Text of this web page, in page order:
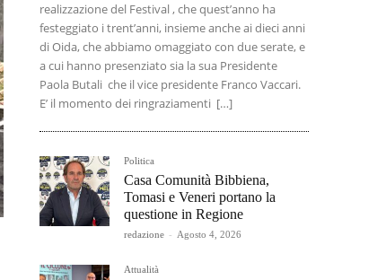
realizzazione del Festival , che quest’anno ha
festeggiato i trent’anni, insieme anche ai dieci anni
di Oida, che abbiamo omaggiato con due serate, e
a cui hanno presenziato sia la sua Presidente
Paola Butali che il vice presidente Franco Vaccari.
E’ il momento dei ringraziamenti […]
Politica
Casa Comunità Bibbiena,
Tomasi e Veneri portano la
questione in Regione
redazione - Agosto 4, 2026
Attualità